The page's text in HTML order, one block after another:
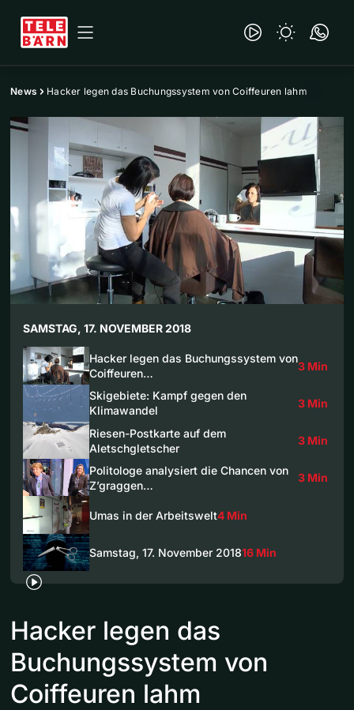
News Hacker legen das Buchungssystem von Coiffeuren lahm
SAMSTAG, 17. NOVEMBER 2018
Hacker legen das Buchungssystem von
Coiffeuren…
3 Min
Skigebiete: Kampf gegen den
Klimawandel
3 Min
Riesen-Postkarte auf dem
Aletschgletscher
3 Min
Politologe analysiert die Chancen von
Z’graggen…
3 Min
Umas in der Arbeitswelt4 Min
Samstag, 17. November 201816 Min
Hacker legen das
Buchungssystem von
Coiffeuren lahm